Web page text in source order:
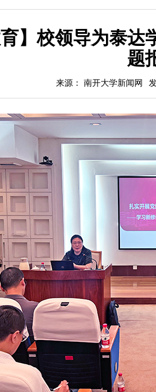
育】校领导为泰
题
来源： 南开大学新闻网